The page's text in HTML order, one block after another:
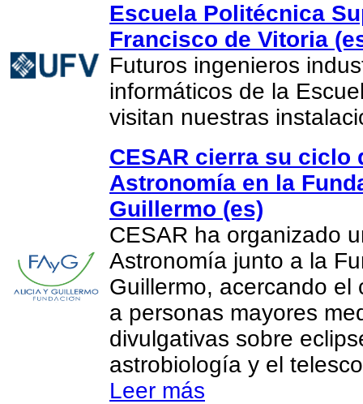
Escuela Politécnica
Francisco de Vitoria
Futuros ingenieros
informáticos de la
visitan nuestras
CESAR cierra su ciclo
Astronomía en la
Guillermo (es)
CESAR ha organizado
Astronomía junto a la
Guillermo, acercando
a personas mayores
divulgativas sobre
astrobiología y el
Leer más